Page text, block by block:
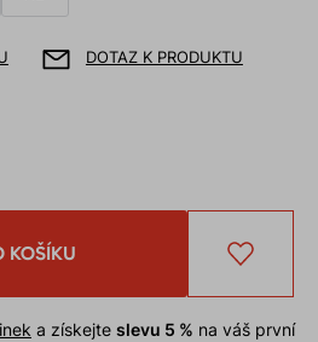
DOTAZ K PRODUKTU
KOŠÍKU
a získejte slevu 5 % na váš první